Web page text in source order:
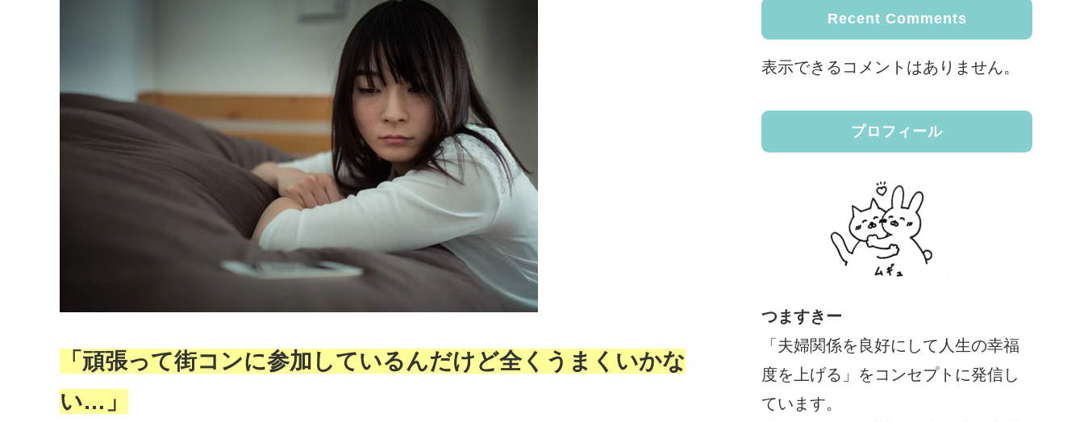
「頑張って街コンに参加しているんだけど全くうまくいかな
い…」
Recent Comments
表示できるコメントはありません。
プロフィール
つますきー
「夫婦関係を良好にして人生の幸福
度を上げる」をコンセプトに発信し
ています。